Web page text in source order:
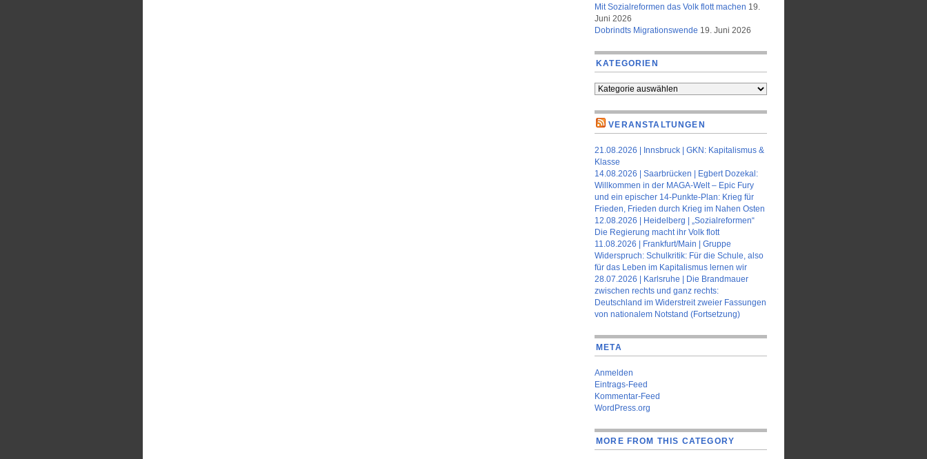
Mit Sozialreformen das Volk flott machen 19.
Juni 2026
Dobrindts Migrationswende 19. Juni 2026
KATEGORIEN
Kategorien
VERANSTALTUNGEN
21.08.2026 | Innsbruck | GKN: Kapitalismus &
Klasse
14.08.2026 | Saarbrücken | Egbert Dozekal:
Willkommen in der MAGA-Welt – Epic Fury
und ein epischer 14-Punkte-Plan: Krieg für
Frieden, Frieden durch Krieg im Nahen Osten
12.08.2026 | Heidelberg | „Sozialreformen“
Die Regierung macht ihr Volk flott
11.08.2026 | Frankfurt/Main | Gruppe
Widerspruch: Schulkritik: Für die Schule, also
für das Leben im Kapitalismus lernen wir
28.07.2026 | Karlsruhe | Die Brandmauer
zwischen rechts und ganz rechts:
Deutschland im Widerstreit zweier Fassungen
von nationalem Notstand (Fortsetzung)
META
Anmelden
Eintrags-Feed
Kommentar-Feed
WordPress.org
MORE FROM THIS CATEGORY